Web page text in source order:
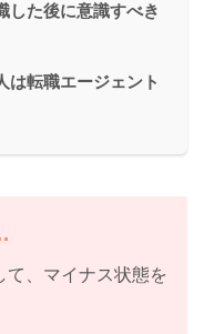
した後に意識すべき
は転職エージェント
て、マイナス状態を